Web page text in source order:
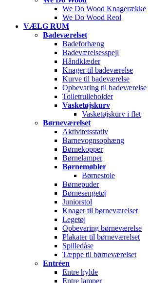
We Do Wood Knagerække
We Do Wood Reol
VÆLG RUM
Badeværelset
Badeforhæng
Badeværelsesspejl
Håndklæder
Knager til badeværelse
Kurve til badeværelse
Opbevaring til badeværelse
Toiletrulleholder
Vasketøjskurv
Vasketøjskurv i flet
Børneværelset
Aktivitetsstativ
Barnevognsophæng
Børnekopper
Børnelamper
Børnemøbler
Børnestole
Børnepuder
Børnesengetøj
Juniorstol
Knager til børneværelset
Legetøj
Opbevaring børneværelse
Plakater til børneværelset
Spilledåse
Tæppe til børneværelset
Entréen
Entre hylde
Entre lamper